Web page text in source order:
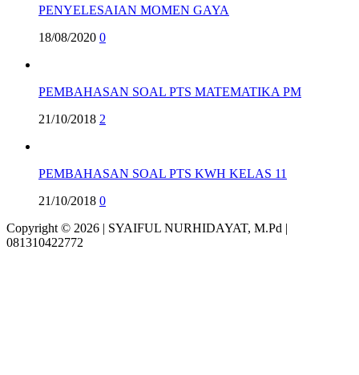
PENYELESAIAN MOMEN GAYA
18/08/2020 0
PEMBAHASAN SOAL PTS MATEMATIKA PM
21/10/2018 2
PEMBAHASAN SOAL PTS KWH KELAS 11
21/10/2018 0
Copyright © 2026 | SYAIFUL NURHIDAYAT, M.Pd |
081310422772